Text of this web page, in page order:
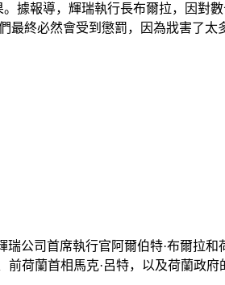
據報導，輝瑞執行長布爾拉，因對
終必然會受到懲罰，因為戕害了太
公司首席執行官阿爾伯特·布爾拉
荷蘭首相馬克·呂特，以及荷蘭政府